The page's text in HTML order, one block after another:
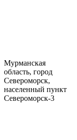
Мурманская
область, город
Североморск,
населенный пункт
Североморск-3